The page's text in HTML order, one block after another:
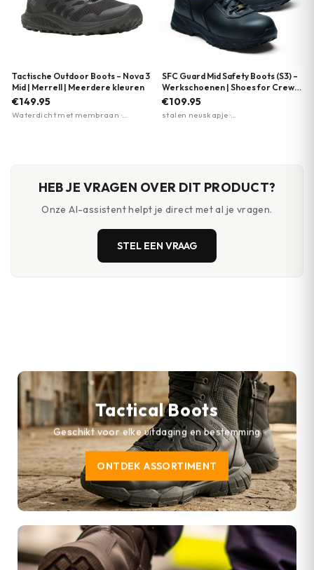
Tactische Outdoor Boots – Nova 3
Mid | Merrell | Meerdere kleuren
€149.95
Waterdicht met membraan ·
SFC Guard Mid Safety Boots (S3) –
Werkschoenen | Shoes for Crews
| Zwart
€109.95
stalen neuskapje ·
HEB JE VRAGEN OVER DIT PRODUCT?
Onze AI-assistent helpt je direct met al je vragen.
STEL EEN VRAAG
Tactical Boots
Geschikt voor elke uitdaging en bestemming
ONTDEK ASSORTIMENT